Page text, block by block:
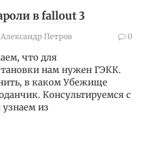
в fallout 3
Александр Петров 0
что для
нам нужен ГЭКК.
в каком Убежище
Консультируемся с
из